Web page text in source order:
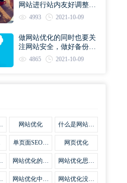
网站进行站内友好调整直
到符合优化规则
4993 2021-10-09
做网站优化的同时也要关
注网站安全，做好备份工
作 4865 2021-10-09
网站优化
什么是网站优
单页面SEO网
网页优化
网站优化的误
网站优化思路
要
网站优化中关
网站优化没有